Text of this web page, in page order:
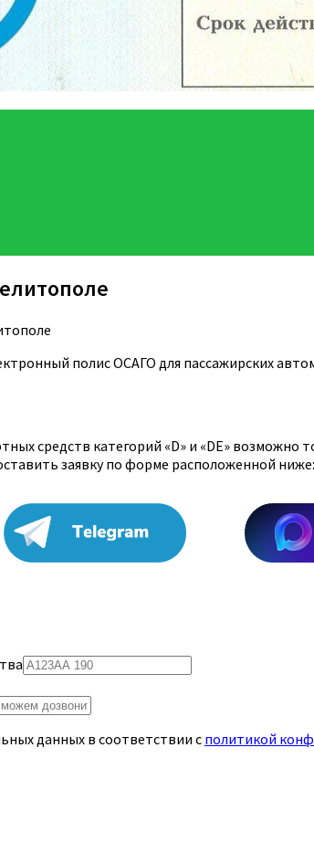
полис ОСАГО для пассажирских
средств категорий «D» и «DE»
заявку по форме расположенной ниже:
данных в соответствии с политикой